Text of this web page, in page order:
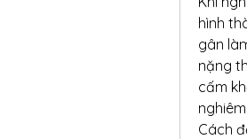
hình
gân
nặng
cấm
Cách